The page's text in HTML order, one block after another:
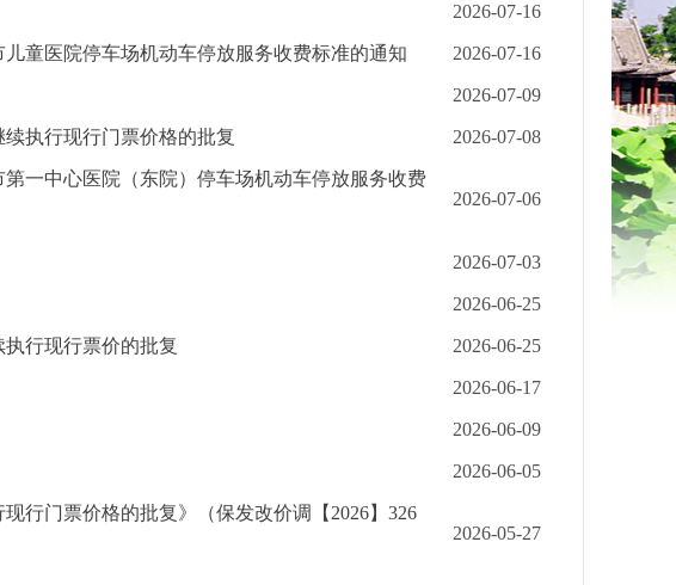
2026-07-16
童医院停车场机动车停放服务收费标准的通知 2026-07-16
2026-07-09
执行现行门票价格的批复 2026-07-08
一中心医院（东院）停车场机动车停放服务收费
2026-07-06
2026-07-03
2026-06-25
行现行票价的批复 2026-06-25
2026-06-17
2026-06-09
2026-06-05
行门票价格的批复》（保发改价调【2026】326
2026-05-27